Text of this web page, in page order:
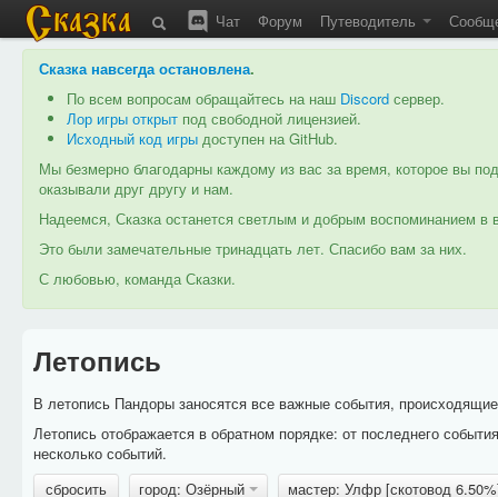
Чат Форум Путеводитель
Сказка навсегда остановлена.
По всем вопросам обращайтесь на наш Discord сервер.
Лор игры открыт под свободной лицензией.
Исходный код игры доступен на GitHub.
Мы безмерно благодарны каждому из вас за время, которое вы
оказывали друг другу и нам.
Надеемся, Сказка останется светлым и добрым воспоминанием
Это были замечательные тринадцать лет. Спасибо вам за них.
С любовью, команда Сказки.
Летопись
В летопись Пандоры заносятся все важные события,
Летопись отображается в обратном порядке: от последнего
несколько событий.
сбросить
город: Озёрный
мастер: Улфр [скотовод